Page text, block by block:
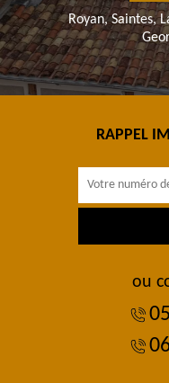
Royan, Saintes,
RAPPEL
ou